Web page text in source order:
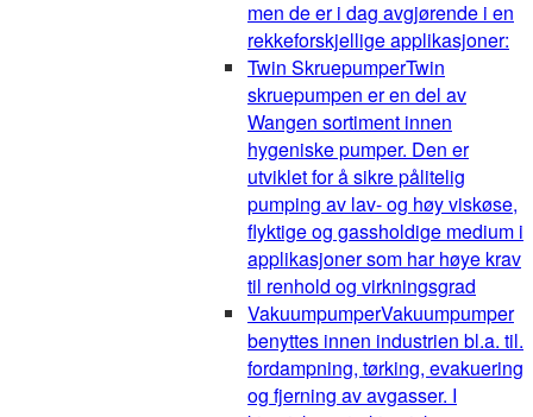
men de er i dag avgjørende i en
rekkeforskjellige applikasjoner:
Twin SkruepumperTwin
skruepumpen er en del av
Wangen sortiment innen
hygeniske pumper. Den er
utviklet for å sikre pålitelig
pumping av lav- og høy viskøse,
flyktige og gassholdige medium i
applikasjoner som har høye krav
til renhold og virkningsgrad
VakuumpumperVakuumpumper
benyttes innen industrien bl.a. til.
fordampning, tørking, evakuering
og fjerning av avgasser. I